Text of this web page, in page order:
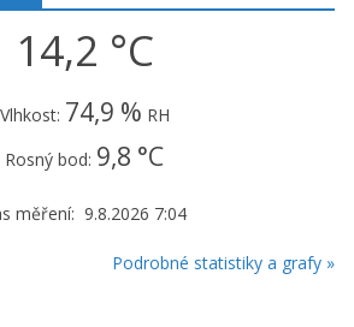
14,2 °C
Vlhkost: 74,9 % RH
Rosný bod: 9,8 °C
měření: 9.8.2026 7:04
Podrobné statistiky a grafy »